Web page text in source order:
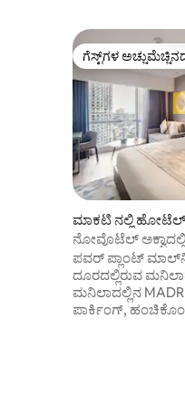
ಗೆಸ್ಟ್‌ಗಳ
ಗೆಸ್ಟ್‌ಗಳ
ಮಾಕಟಿ ನಲ್ಲಿ
ನೋವೊಟೆಲ್ ಅಕ್ವಾದಲ್ಲಿ
ಪೂಲ್ ಜಿಮ್
ಪವರ್ ಪ್ಲಾಂಟ್
ದೂರದಲ್ಲಿರುವ
ಮನಿಲಾದಲ್ಲಿನ
ಪಾರ್ಕಿಂಗ್,